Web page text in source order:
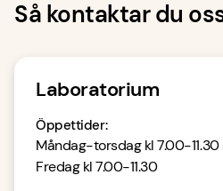
Så kontaktar du
Laboratorium
Öppettider:
Måndag-torsdag kl 7.00-11.30
Fredag kl 7.00-11.30